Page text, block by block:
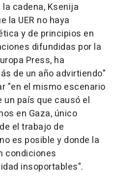
cadena, Ksenija
la UER no haya
y de principios en
difundidas por la
Press, ha
de un año advirtiendo"
"en el mismo escenario
un país que causó el
en Gaza, único
el trabajo de
es posible y donde la
condiciones
insoportables".